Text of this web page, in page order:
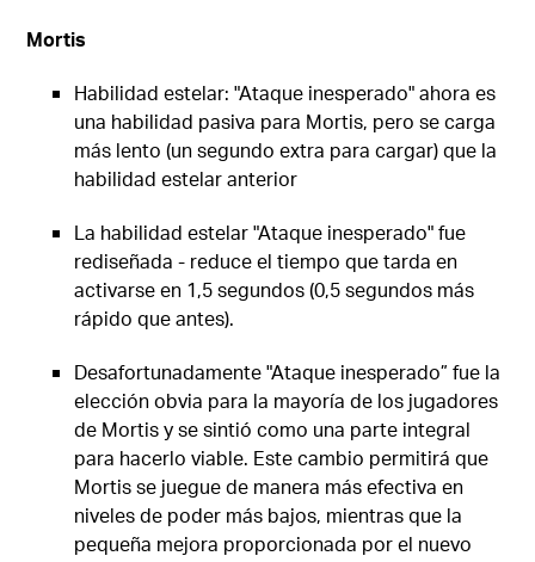
Mortis
Habilidad estelar: "Ataque inesperado" ahora es
una habilidad pasiva para Mortis, pero se carga
más lento (un segundo extra para cargar) que la
habilidad estelar anterior
La habilidad estelar "Ataque inesperado" fue
rediseñada - reduce el tiempo que tarda en
activarse en 1,5 segundos (0,5 segundos más
rápido que antes).
Desafortunadamente "Ataque inesperado” fue la
elección obvia para la mayoría de los jugadores
de Mortis y se sintió como una parte integral
para hacerlo viable. Este cambio permitirá que
Mortis se juegue de manera más efectiva en
niveles de poder más bajos, mientras que la
pequeña mejora proporcionada por el nuevo